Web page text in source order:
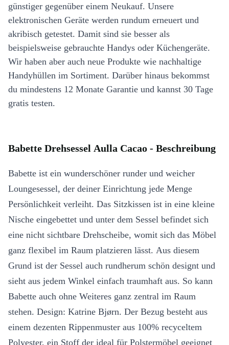
günstiger gegenüber einem Neukauf. Unsere
elektronischen Geräte werden rundum erneuert und
akribisch getestet. Damit sind sie besser als
beispielsweise gebrauchte Handys oder Küchengeräte.
Wir haben aber auch neue Produkte wie nachhaltige
Handyhüllen im Sortiment. Darüber hinaus bekommst
du mindestens 12 Monate Garantie und kannst 30 Tage
gratis testen.
Babette Drehsessel Aulla Cacao - Beschreibung
Babette ist ein wunderschöner runder und weicher
Loungesessel, der deiner Einrichtung jede Menge
Persönlichkeit verleiht. Das Sitzkissen ist in eine kleine
Nische eingebettet und unter dem Sessel befindet sich
eine nicht sichtbare Drehscheibe, womit sich das Möbel
ganz flexibel im Raum platzieren lässt. Aus diesem
Grund ist der Sessel auch rundherum schön designt und
sieht aus jedem Winkel einfach traumhaft aus. So kann
Babette auch ohne Weiteres ganz zentral im Raum
stehen. Design: Katrine Bjørn. Der Bezug besteht aus
einem dezenten Rippenmuster aus 100% recyceltem
Polyester, ein Stoff der ideal für Polstermöbel geeignet